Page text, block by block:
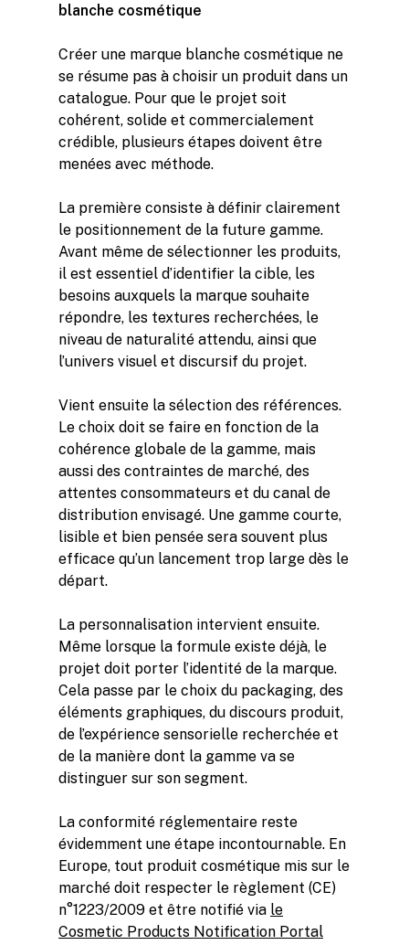
blanche cosmétique
Créer une marque blanche cosmétique ne
se résume pas à choisir un produit dans un
catalogue. Pour que le projet soit
cohérent, solide et commercialement
crédible, plusieurs étapes doivent être
menées avec méthode.
La première consiste à définir clairement
le positionnement de la future gamme.
Avant même de sélectionner les produits,
il est essentiel d’identifier la cible, les
besoins auxquels la marque souhaite
répondre, les textures recherchées, le
niveau de naturalité attendu, ainsi que
l’univers visuel et discursif du projet.
Vient ensuite la sélection des références.
Le choix doit se faire en fonction de la
cohérence globale de la gamme, mais
aussi des contraintes de marché, des
attentes consommateurs et du canal de
distribution envisagé. Une gamme courte,
lisible et bien pensée sera souvent plus
efficace qu’un lancement trop large dès le
départ.
La personnalisation intervient ensuite.
Même lorsque la formule existe déjà, le
projet doit porter l’identité de la marque.
Cela passe par le choix du packaging, des
éléments graphiques, du discours produit,
de l’expérience sensorielle recherchée et
de la manière dont la gamme va se
distinguer sur son segment.
La conformité réglementaire reste
évidemment une étape incontournable. En
Europe, tout produit cosmétique mis sur le
marché doit respecter le règlement (CE)
n°1223/2009 et être notifié via le
Cosmetic Products Notification Portal